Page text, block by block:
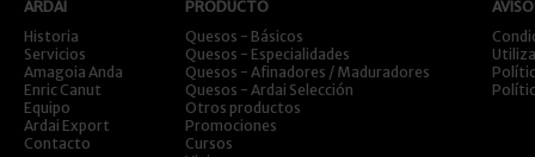
ARDAI
Historia
Servicios
Amagoia Anda
Enric Canut
Equipo
Ardai Export
Contacto
PRODUCTO
Quesos - Básicos
Quesos - Especialidades
Quesos - Afinadores / Maduradores
Quesos - Ardai Selección
Otros productos
Promociones
Cursos